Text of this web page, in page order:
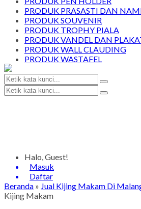
PRODUK PRASASTI DAN
PRODUK SOUVENIR
PRODUK TROPHY PIALA
PRODUK VANDEL DAN
PRODUK WALL CLAUDING
PRODUK WASTAFEL
Halo, Guest!
Masuk
Daftar
Beranda » Jual Kijing Makam Di
Kijing Makam